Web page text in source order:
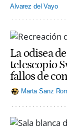
Alvarez del Vayo
La odisea
telescopio
fallos de
Marta Sanz